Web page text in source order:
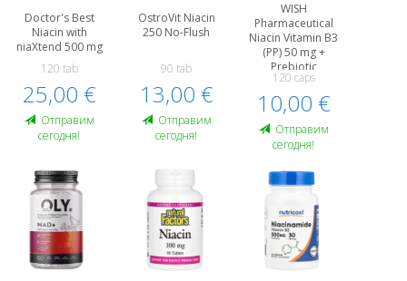
Doctor's Best
Niacin with
niaXtend 500 mg
120 tab
25,00 €
Oтправим
сегодня!
OstroVit Niacin
250 No-Flush
90 tab
13,00 €
Oтправим
сегодня!
WISH
Pharmaceutical
Niacin Vitamin B3
(PP) 50 mg +
Prebiotic
120 caps
10,00 €
Oтправим
сегодня!